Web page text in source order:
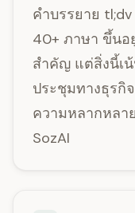
คำบรรยาย
40+ ภาษา ขึ้น
สำคัญ แต่สิ่งนี้เ
ประชุมทางธุรกิ
ความหลากหลา
SozAI